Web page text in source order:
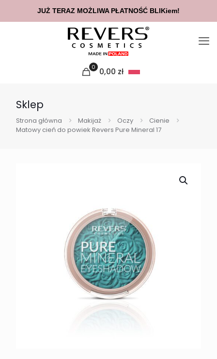
0 0,00 zł
Sklep
Strona główna Makijaż Oczy
Cienie
Matowy cień do powiek Revers Pure Mineral 17
JUŻ TERAZ MOŻLIWA PŁATNOŚĆ BLIKiem!